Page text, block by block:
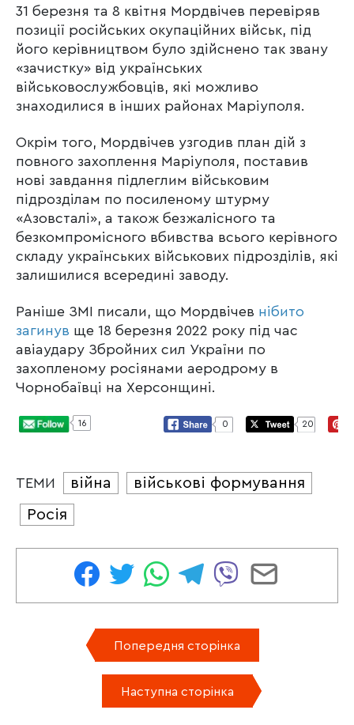
31 березня та 8 квітня Мордвічев перевіряв
позиції російських окупаційних військ, під
його керівництвом було здійснено так звану
«зачистку» від українських
військовослужбовців, які можливо
знаходилися в інших районах Маріуполя.
Окрім того, Мордвічев узгодив план дій з
повного захоплення Маріуполя, поставив
нові завдання підлеглим військовим
підрозділам по посиленому штурму
«Азовсталі», а також безжалісного та
безкомпромісного вбивства всього керівного
складу українських військових підрозділів, які
залишилися всередині заводу.
Раніше ЗМІ писали, що Мордвічев нібито
загинув ще 18 березня 2022 року під час
авіаудару Збройних сил України по
захопленому росіянами аеродрому в
Чорнобаївці на Херсонщині.
16 0 20
ТЕМИ війна
військові формування
Росія
Попередня сторінка
Наступна сторінка